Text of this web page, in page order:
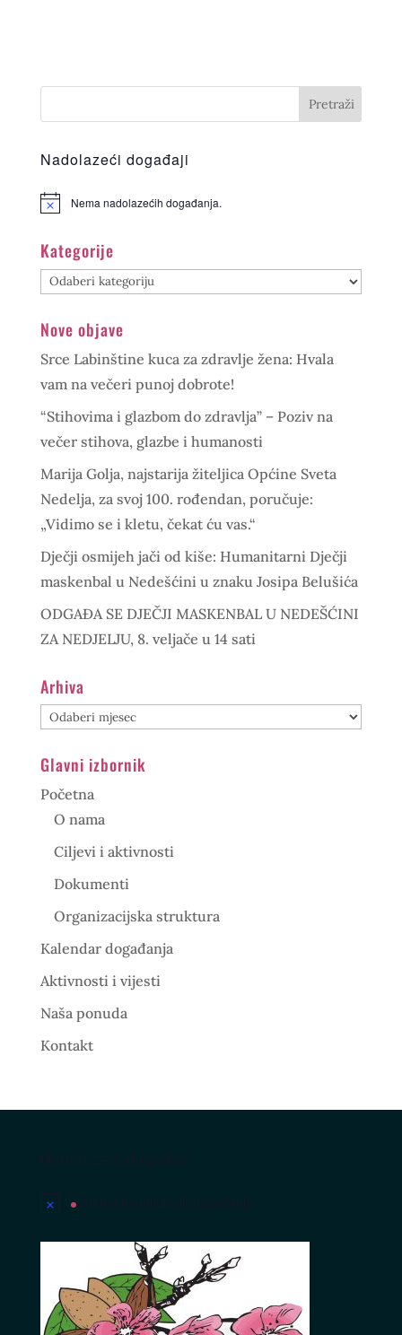
Nadolazeći događaji
Nema nadolazećih događanja.
Kategorije
Kategorije
Nove objave
Srce Labinštine kuca za zdravlje žena: Hvala
vam na večeri punoj dobrote!
“Stihovima i glazbom do zdravlja” – Poziv na
večer stihova, glazbe i humanosti
Marija Golja, najstarija žiteljica Općine Sveta
Nedelja, za svoj 100. rođendan, poručuje:
„Vidimo se i kletu, čekat ću vas.“
Dječji osmijeh jači od kiše: Humanitarni Dječji
maskenbal u Nedešćini u znaku Josipa Belušića
ODGAĐA SE DJEČJI MASKENBAL U NEDEŠĆINI
ZA NEDJELJU, 8. veljače u 14 sati
Arhiva
Arhiva
Glavni izbornik
Početna
O nama
Ciljevi i aktivnosti
Dokumenti
Organizacijska struktura
Kalendar događanja
Aktivnosti i vijesti
Naša ponuda
Kontakt